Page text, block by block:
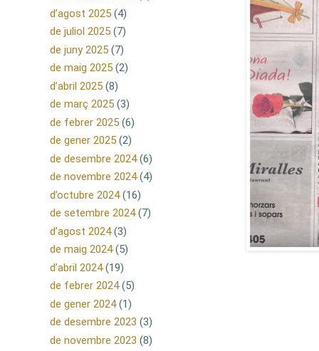
d’agost 2025 (4)
de juliol 2025 (7)
de juny 2025 (7)
de maig 2025 (2)
d’abril 2025 (8)
de març 2025 (3)
de febrer 2025 (6)
de gener 2025 (2)
de desembre 2024(6)
de novembre 2024(4)
d’octubre 2024(16)
de setembre 2024(7)
d’agost 2024(3)
de maig 2024(5)
d’abril 2024(19)
de febrer 2024(5)
de gener 2024(1)
de desembre 2023 (3)
de novembre 2023 (8)